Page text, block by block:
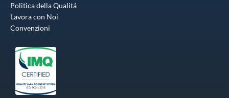
Politica della Qualitá
Lavora con Noi
Convenzioni